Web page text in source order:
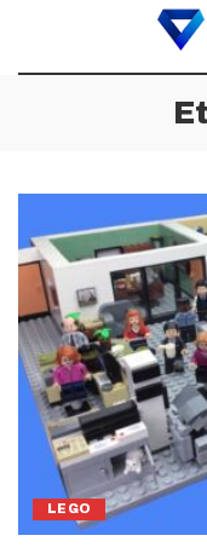
LEGO